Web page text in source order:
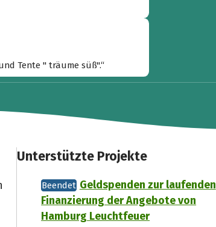
Tente " träume süß".“
Unterstützte Projekte
Beendet Geldspenden zur laufenden
Finanzierung der Angebote von
Hamburg Leuchtfeuer